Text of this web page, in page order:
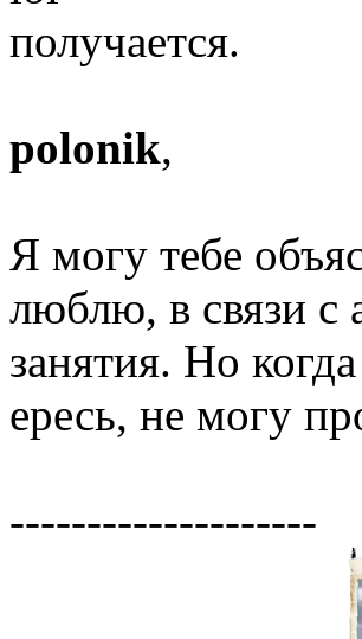
получается.
polonik,
Я могу тебе
люблю, в связи с
занятия. Но
ересь, не могу
--------------------